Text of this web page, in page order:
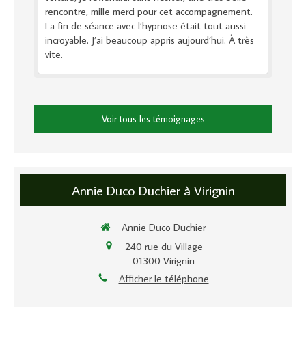
rencontre, mille merci pour cet accompagnement.
La fin de séance avec l’hypnose était tout aussi
incroyable. J’ai beaucoup appris aujourd’hui. À très
vite.
Voir tous les témoignages
Annie Duco Duchier à Virignin
Annie Duco Duchier
240 rue du Village
01300 Virignin
Afficher le téléphone